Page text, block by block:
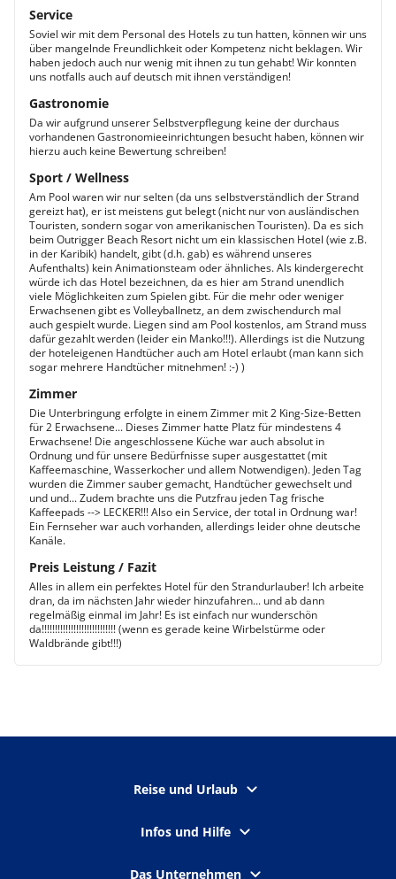
Service
Soviel wir mit dem Personal des Hotels zu tun hatten, können wir uns
über mangelnde Freundlichkeit oder Kompetenz nicht beklagen. Wir
haben jedoch auch nur wenig mit ihnen zu tun gehabt! Wir konnten
uns notfalls auch auf deutsch mit ihnen verständigen!
Gastronomie
Da wir aufgrund unserer Selbstverpflegung keine der durchaus
vorhandenen Gastronomieeinrichtungen besucht haben, können wir
hierzu auch keine Bewertung schreiben!
Sport / Wellness
Am Pool waren wir nur selten (da uns selbstverständlich der Strand
gereizt hat), er ist meistens gut belegt (nicht nur von ausländischen
Touristen, sondern sogar von amerikanischen Touristen). Da es sich
beim Outrigger Beach Resort nicht um ein klassischen Hotel (wie z.B.
in der Karibik) handelt, gibt (d.h. gab) es während unseres
Aufenthalts) kein Animationsteam oder ähnliches. Als kindergerecht
würde ich das Hotel bezeichnen, da es hier am Strand unendlich
viele Möglichkeiten zum Spielen gibt. Für die mehr oder weniger
Erwachsenen gibt es Volleyballnetz, an dem zwischendurch mal
auch gespielt wurde. Liegen sind am Pool kostenlos, am Strand muss
dafür gezahlt werden (leider ein Manko!!!). Allerdings ist die Nutzung
der hoteleigenen Handtücher auch am Hotel erlaubt (man kann sich
sogar mehrere Handtücher mitnehmen! :-) )
Zimmer
Die Unterbringung erfolgte in einem Zimmer mit 2 King-Size-Betten
für 2 Erwachsene... Dieses Zimmer hatte Platz für mindestens 4
Erwachsene! Die angeschlossene Küche war auch absolut in
Ordnung und für unsere Bedürfnisse super ausgestattet (mit
Kaffeemaschine, Wasserkocher und allem Notwendigen). Jeden Tag
wurden die Zimmer sauber gemacht, Handtücher gewechselt und
und und... Zudem brachte uns die Putzfrau jeden Tag frische
Kaffeepads --> LECKER!!! Also ein Service, der total in Ordnung war!
Ein Fernseher war auch vorhanden, allerdings leider ohne deutsche
Kanäle.
Preis Leistung / Fazit
Alles in allem ein perfektes Hotel für den Strandurlauber! Ich arbeite
dran, da im nächsten Jahr wieder hinzufahren... und ab dann
regelmäßig einmal im Jahr! Es ist einfach nur wunderschön
da!!!!!!!!!!!!!!!!!!!!!!!!!!!! (wenn es gerade keine Wirbelstürme oder
Waldbrände gibt!!!)
Reise und Urlaub
Infos und Hilfe
Das Unternehmen